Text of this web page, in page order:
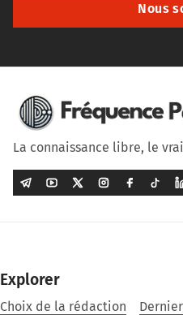
Nous
La connaissance libre, le
Explorer
Choix de la rédaction